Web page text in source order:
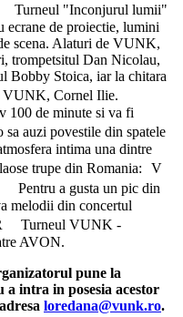
Turneul "Inconjurul lumii"
ecrane de proiectie, lumini
scena. Alaturi de VUNK,
trompetsitul Dan Nicolau,
Bobby Stoica, iar la chitara
VUNK, Cornel Ilie.
100 de minute si va fi
auzi povestile din spatele
intima una dintre
trupe din Romania: V
Pentru a gusta un pic din
melodii din concertul
Turneul VUNK -
AVON.
pune la
a intra in posesia acestor
loredana@vunk.ro.